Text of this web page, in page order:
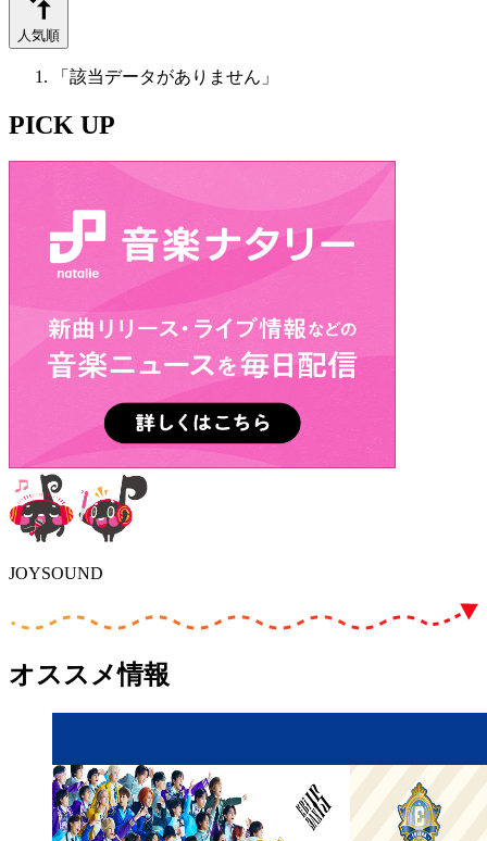
人気順
「該当データがありません」
PICK UP
JOYSOUND
オススメ情報